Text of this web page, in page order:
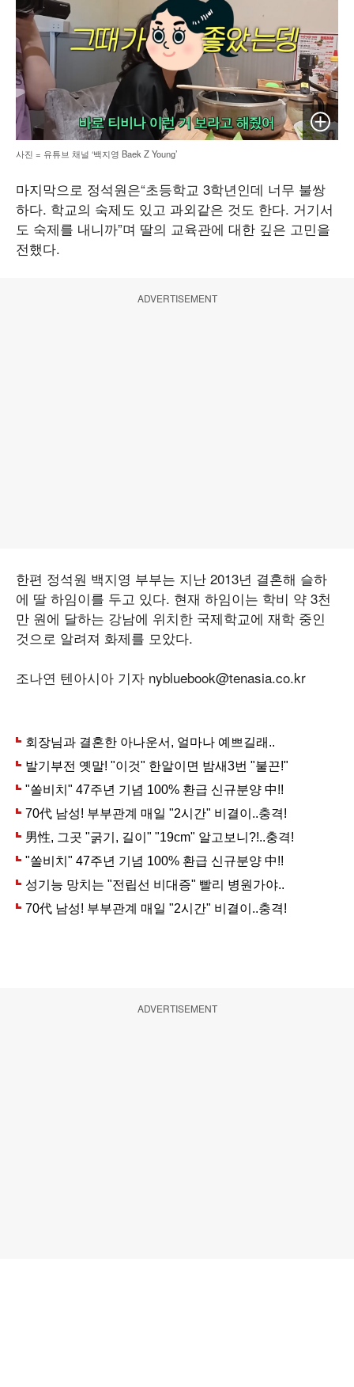
이미지
사진 = 유튜브 채널 ‘백지영 Baek Z Young’
마지막으로 정석원은“초등학교 3학년인데 너무 불쌍
하다. 학교의 숙제도 있고 과외같은 것도 한다. 거기서
도 숙제를 내니까”며 딸의 교육관에 대한 깊은 고민을
전했다.
ADVERTISEMENT
한편 정석원 백지영 부부는 지난 2013년 결혼해 슬하
에 딸 하임이를 두고 있다. 현재 하임이는 학비 약 3천
만 원에 달하는 강남에 위치한 국제학교에 재학 중인
것으로 알려져 화제를 모았다.
조나연 텐아시아 기자 nybluebook@tenasia.co.kr
ADVERTISEMENT